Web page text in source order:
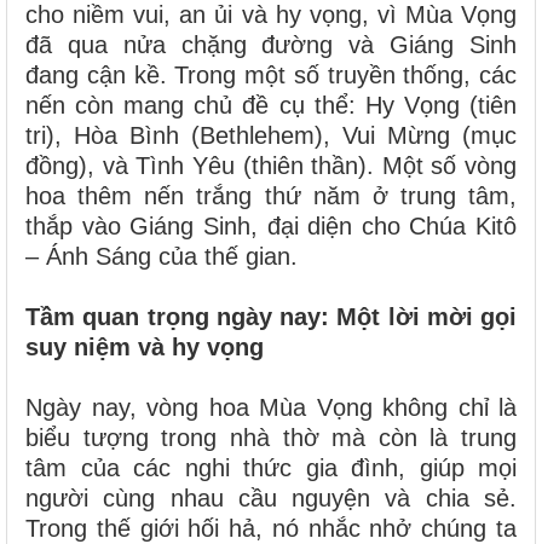
cho niềm vui, an ủi và hy vọng, vì Mùa Vọng
đã qua nửa chặng đường và Giáng Sinh
đang cận kề. Trong một số truyền thống, các
nến còn mang chủ đề cụ thể: Hy Vọng (tiên
tri), Hòa Bình (Bethlehem), Vui Mừng (mục
đồng), và Tình Yêu (thiên thần). Một số vòng
hoa thêm nến trắng thứ năm ở trung tâm,
thắp vào Giáng Sinh, đại diện cho Chúa Kitô
– Ánh Sáng của thế gian.
Tầm quan trọng ngày nay: Một lời mời gọi
suy niệm và hy vọng
Ngày nay, vòng hoa Mùa Vọng không chỉ là
biểu tượng trong nhà thờ mà còn là trung
tâm của các nghi thức gia đình, giúp mọi
người cùng nhau cầu nguyện và chia sẻ.
Trong thế giới hối hả, nó nhắc nhở chúng ta